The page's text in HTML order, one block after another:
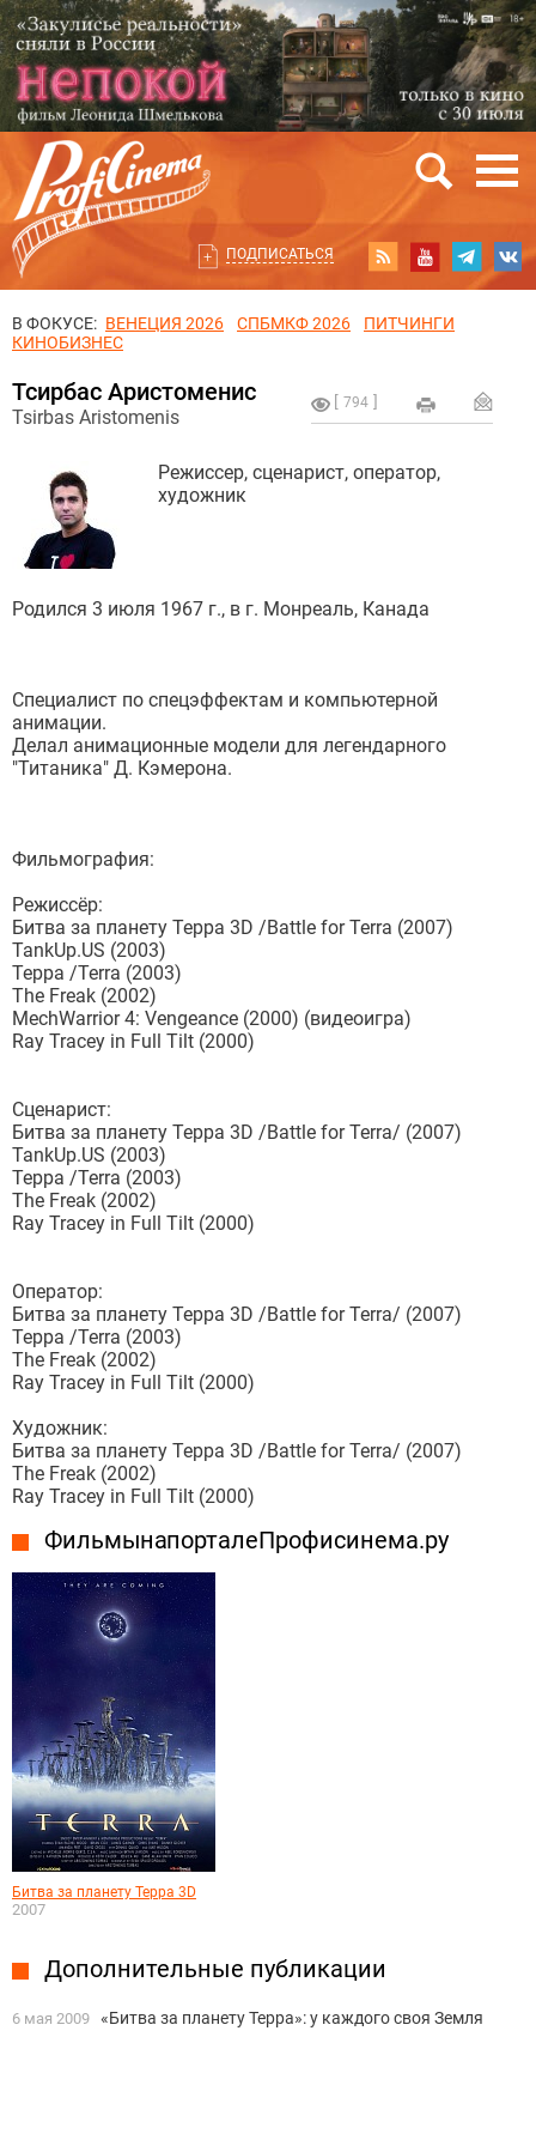
ПОДПИСАТЬСЯ
В ФОКУСЕ: ВЕНЕЦИЯ 2026 СПБМКФ 2026
ПИТЧИНГИ
КИНОБИЗНЕС
794
Тсирбас Аристоменис
Tsirbas Aristomenis
Режиссер, сценарист, оператор,
художник
Родился 3 июля 1967 г., в г. Монреаль, Канада
Специалист по спецэффектам и компьютерной
анимации.
Делал анимационные модели для легендарного
"Титаника" Д. Кэмерона.
Фильмография:
Режиссёр:
Битва за планету Терра 3D /Battle for Terra (2007)
TankUp.US (2003)
Терра /Terra (2003)
The Freak (2002)
MechWarrior 4: Vengeance (2000) (видеоигра)
Ray Tracey in Full Tilt (2000)
Сценарист:
Битва за планету Терра 3D /Battle for Terra/ (2007)
TankUp.US (2003)
Терра /Terra (2003)
The Freak (2002)
Ray Tracey in Full Tilt (2000)
Оператор:
Битва за планету Терра 3D /Battle for Terra/ (2007)
Терра /Terra (2003)
The Freak (2002)
Ray Tracey in Full Tilt (2000)
Художник:
Битва за планету Терра 3D /Battle for Terra/ (2007)
The Freak (2002)
Ray Tracey in Full Tilt (2000)
Фильмы на портале Профисинема.ру
Битва за планету Терра 3D
2007
Дополнительные публикации
6 мая 2009 «Битва за планету Терра»: у каждого своя Земля